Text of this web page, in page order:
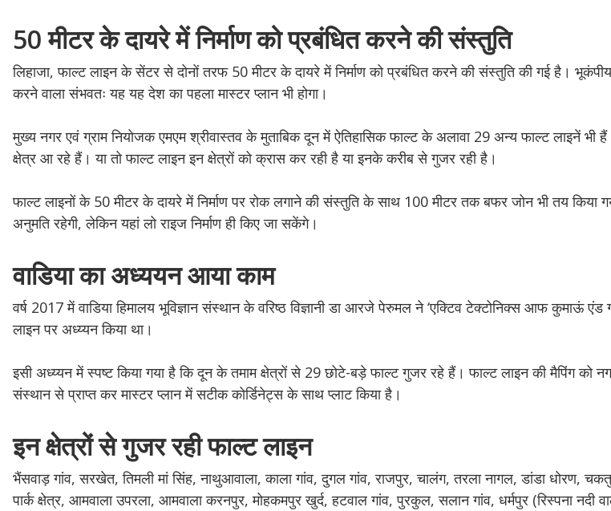
50 मीटर के दायरे में निर्माण को प्रबंधित करने की संस्तुति
लिहाजा, फाल्ट लाइन के सेंटर से दोनों तरफ 50 मीटर के दायरे में निर्माण को प्रबंधित करने की संस्तुति की गई है।
करने वाला संभवतः यह यह देश का पहला मास्टर प्लान भी होगा।
मुख्य नगर एवं ग्राम नियोजक एमएम श्रीवास्तव के मुताबिक दून में ऐतिहासिक फाल्ट के अलावा 29 अन्य फाल्ट लाइनें
क्षेत्र आ रहे हैं। या तो फाल्ट लाइन इन क्षेत्रों को क्रास कर रही है या इनके करीब से गुजर रही है।
फाल्ट लाइनों के 50 मीटर के दायरे में निर्माण पर रोक लगाने की संस्तुति के साथ 100 मीटर तक बफर जोन भी तय किया
अनुमति रहेगी, लेकिन यहां लो राइज निर्माण ही किए जा सकेंगे।
वाडिया का अध्ययन आया काम
वर्ष 2017 में वाडिया हिमालय भूविज्ञान संस्थान के वरिष्ठ विज्ञानी डा आरजे पेरुमल ने ‘एक्टिव टेक्टोनिक्स आफ कुमाऊं एंड
लाइन पर अध्य्यन किया था।
इसी अध्य्यन में स्पष्ट किया गया है कि दून के तमाम क्षेत्रों से 29 छोटे-बड़े फाल्ट गुजर रहे हैं। फाल्ट लाइन की मैपिंग को
संस्थान से प्राप्त कर मास्टर प्लान में सटीक कोर्डिनेट्स के साथ प्लाट किया है।
इन क्षेत्रों से गुजर रही फाल्ट लाइन
भैंसवाड़ गांव, सरखेत, तिमली मां सिंह, नाथुआवाला, काला गांव, दुगल गांव, राजपुर, चालंग, तरला नागल, डांडा धोरण,
पार्क क्षेत्र, आमवाला उपरला, आमवाला करनपुर, मोहकमपुर खुर्द, हटवाल गांव, पुरकुल, सलान गांव, धर्मपुर (रिस्पना नदी